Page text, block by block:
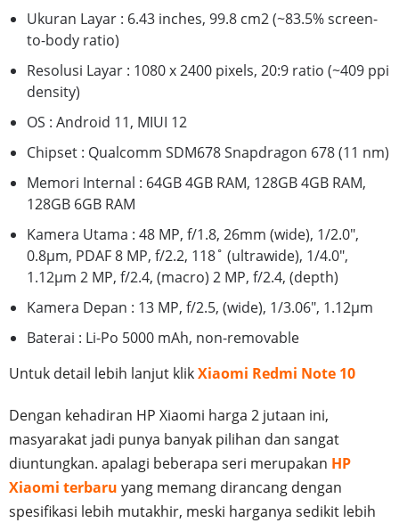
Ukuran Layar : 6.43 inches, 99.8 cm2 (~83.5% screen-
to-body ratio)
Resolusi Layar : 1080 x 2400 pixels, 20:9 ratio (~409 ppi
density)
OS : Android 11, MIUI 12
Chipset : Qualcomm SDM678 Snapdragon 678 (11 nm)
Memori Internal : 64GB 4GB RAM, 128GB 4GB RAM,
128GB 6GB RAM
Kamera Utama : 48 MP, f/1.8, 26mm (wide), 1/2.0",
0.8µm, PDAF 8 MP, f/2.2, 118˚ (ultrawide), 1/4.0",
1.12µm 2 MP, f/2.4, (macro) 2 MP, f/2.4, (depth)
Kamera Depan : 13 MP, f/2.5, (wide), 1/3.06", 1.12µm
Baterai : Li-Po 5000 mAh, non-removable
Untuk detail lebih lanjut klikXiaomi Redmi Note 10
Dengan kehadiran HP Xiaomi harga 2 jutaan ini,
masyarakat jadi punya banyak pilihan dan sangat
diuntungkan. apalagi beberapa seri merupakan HP
Xiaomi terbaru yang memang dirancang dengan
spesifikasi lebih mutakhir, meski harganya sedikit lebih